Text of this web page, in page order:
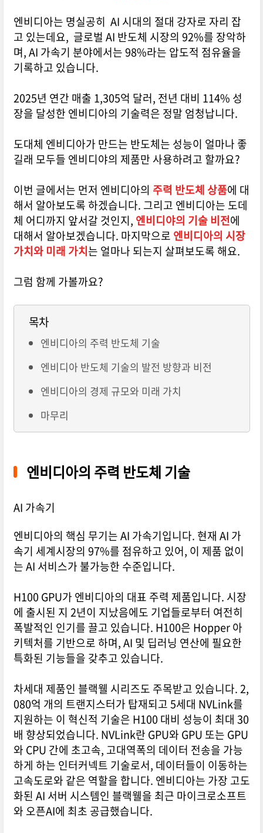
엔비디아는 명실공히 AI 시대의 절대 강자로 자리 잡
고 있는데요, 글로벌 AI 반도체 시장의 92%를 장악하
며, AI 가속기 분야에서는 98%라는 압도적 점유율을
기록하고 있습니다.
2025년 연간 매출 1,305억 달러, 전년 대비 114% 성
장을 달성한 엔비디아의 기술력은 정말 엄청납니다.
도대체 엔비디아가 만드는 반도체는 성능이 얼마나 좋
길래 모두들 엔비디야의 제품만 사용하려고 할까요?
이번 글에서는 먼저 엔비디아의 주력 반도체 상품에 대
해서 알아보도록 하겠습니다. 그리고 엔비디아는 도데
체 어디까지 앞서갈 것인지, 엔비디야의 기술 비전에
대해서 알아보겠습니다. 마지막으로 엔비디아의 시장
가치와 미래 가치는 얼마나 되는지 살펴보도록 해요.
그럼 함께 가볼까요?
목차
엔비디아의 주력 반도체 기술
엔비디아 반도체 기술의 발전 방향과 비전
엔비디아의 경제 규모와 미래 가치
마무리
엔비디아의 주력 반도체 기술
AI 가속기
엔비디아의 핵심 무기는 AI 가속기입니다. 현재 AI 가
속기 세계시장의 97%를 점유하고 있어, 이 제품 없이
는 AI 서비스가 불가능한 수준입니다.
H100 GPU가 엔비디아의 대표 주력 제품입니다. 시장
에 출시된 지 2년이 지났음에도 기업들로부터 여전히
폭발적인 인기를 끌고 있습니다. H100은 Hopper 아
키텍처를 기반으로 하며, AI 및 딥러닝 연산에 필요한
특화된 기능들을 갖추고 있습니다.
차세대 제품인 블랙웰 시리즈도 주목받고 있습니다. 2,
080억 개의 트랜지스터가 탑재되고 5세대 NVLink를
지원하는 이 혁신적 기술은 H100 대비 성능이 최대 30
배 향상되었습니다. NVLink란 GPU와 GPU 또는 GPU
와 CPU 간에 초고속, 고대역폭의 데이터 전송을 가능
하게 하는 인터커넥트 기술로서, 데이터들이 이동하는
고속도로와 같은 역할을 합니다. 엔비디아는 가장 고도
화된 AI 서버 시스템인 블랙웰을 최근 마이크로소프트
와 오픈AI에 최초 공급했습니다.